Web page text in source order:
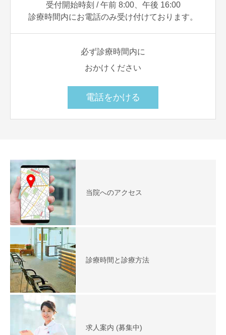
受付開始時刻 / 午前 8:00、午後 16:00
診療時間内にお電話のみ受け付けております。
必ず診療時間内に
おかけください
電話をかける
当院へのアクセス
診療時間と診療方法
求人案内 (募集中)